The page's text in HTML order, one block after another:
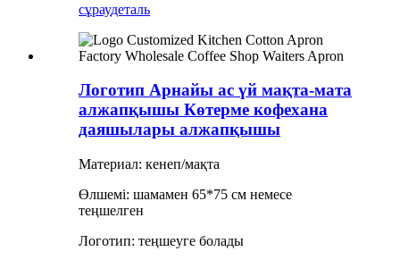
сұраудеталь
Логотип Арнайы ас үй мақта-мата
алжапқышы Көтерме кофехана
даяшылары алжапқышы
Материал: кенеп/мақта
Өлшемі: шамамен 65*75 см немесе
теңшелген
Логотип: теңшеуге болады